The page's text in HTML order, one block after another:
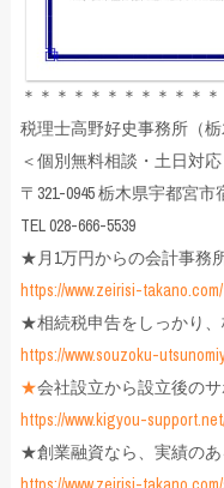
＊＊＊＊＊＊＊＊＊＊＊
税理士高野好史事務所（栃
＜個別無料相談・土日対
〒321-0945 栃木県宇都宮市
TEL 028-666-5539
★月1万円からの会計事務
https://www.zeirisi-takano.com/
★相続税申告をしっかり
https://www.souzoku-
★会社設立から設立後の
https://www.kigyou-
★創業融資なら、実績の